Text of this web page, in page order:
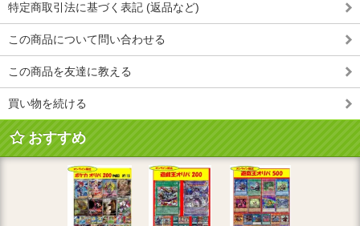
特定商取引法に基づく表記 (返品など)
この商品について問い合わせる
この商品を友達に教える
買い物を続ける
おすすめ